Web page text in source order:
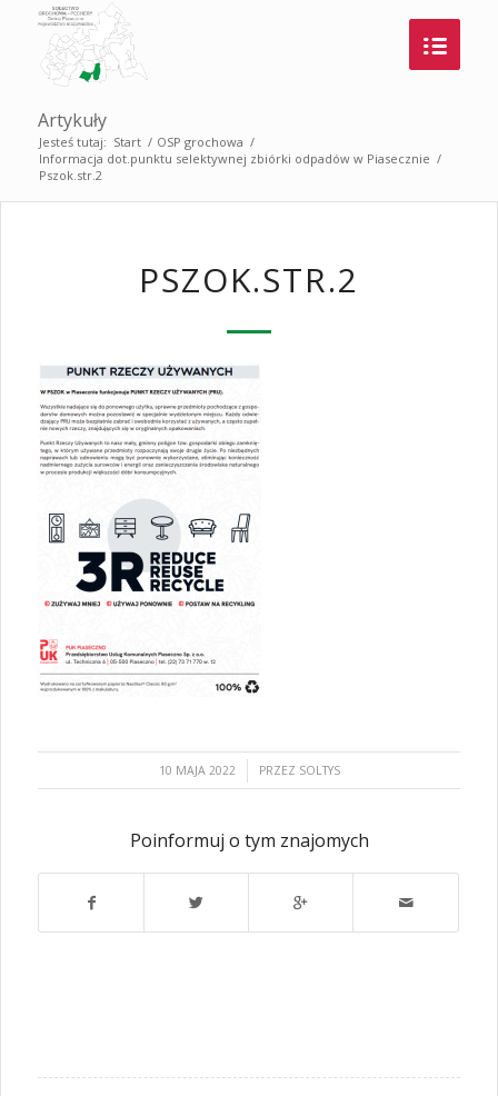
Artykuły
Jesteś tutaj: Start / OSP grochowa /
Informacja dot.punktu selektywnej zbiórki odpadów w Piasecznie /
Pszok.str.2
PSZOK.STR.2
10 MAJA 2022
/ PRZEZ SOLTYS
Poinformuj o tym znajomych